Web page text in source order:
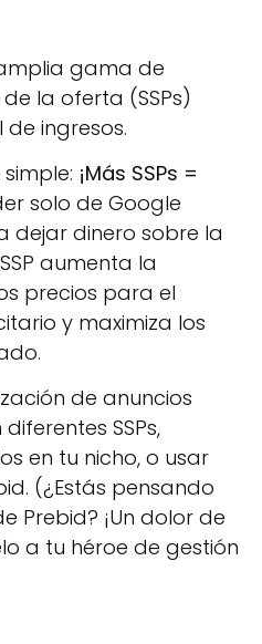
gama de
la oferta (SSPs)
ingresos.
¡Más SSPs =
solo de Google
dejar dinero sobre la
aumenta la
precios para el
y maximiza los
de anuncios
SSPs,
en tu nicho, o usar
(¿Estás pensando
Prebid? ¡Un dolor de
a tu héroe de gestión